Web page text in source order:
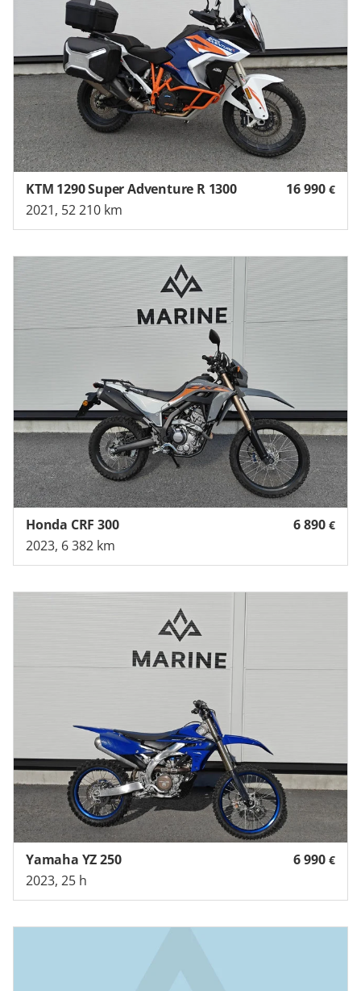
16 990 €
KTM 1290 Super Adventure R 1300
2021, 52 210 km
6 890 €
Honda CRF 300
2023, 6 382 km
6 990 €
Yamaha YZ 250
2023, 25 h